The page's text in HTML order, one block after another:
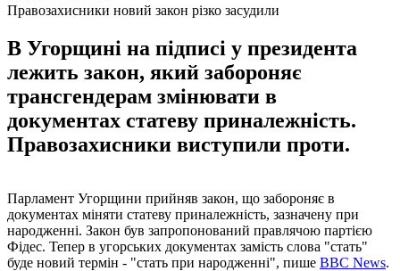
Правозахисники новий закон різко засудили
В Угорщині на підписі у президента
лежить закон, який забороняє
трансгендерам змінювати в
документах статеву приналежність.
Правозахисники виступили проти.
Парламент Угорщини прийняв закон, що забороняє в
документах міняти статеву приналежність, зазначену при
народженні. Закон був запропонований правлячою партією
Фідес. Тепер в угорських документах замість слова "стать"
буде новий термін - "стать при народженні", пише BBC News.